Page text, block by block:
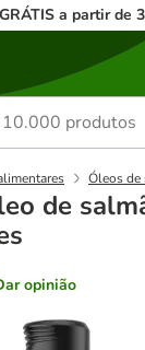
a partir de
Óleos de
de
opinião